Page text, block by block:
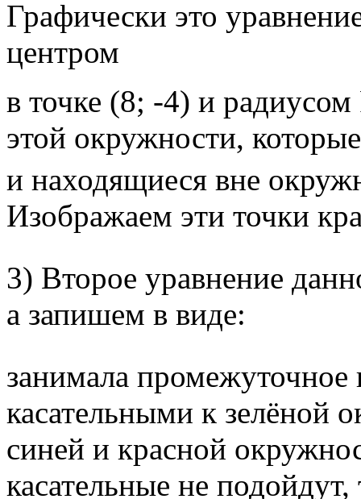
Графически это
центром
в точке (8; -4) и
этой окружности,
и находящиеся вне
Изображаем эти точки
3) Второе уравнение
а запишем в виде:
занимала
касательными к зелёной
синей и красной
касательные не подойдут,